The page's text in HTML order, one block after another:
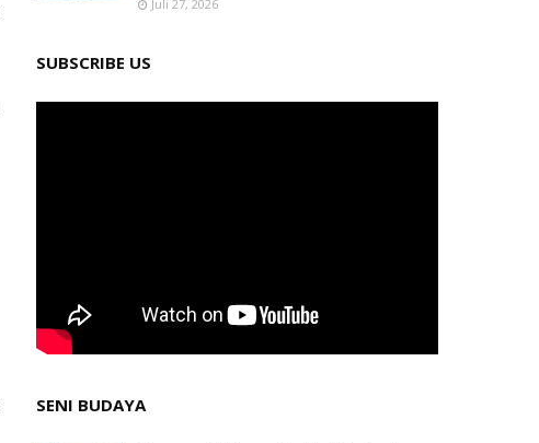
Juli 27, 2026
SUBSCRIBE US
SENI BUDAYA